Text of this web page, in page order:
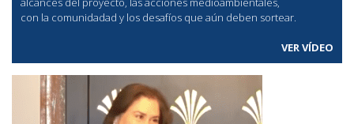
con la comunidadad y los desafíos que aún deben sortear.
VER VÍDEO